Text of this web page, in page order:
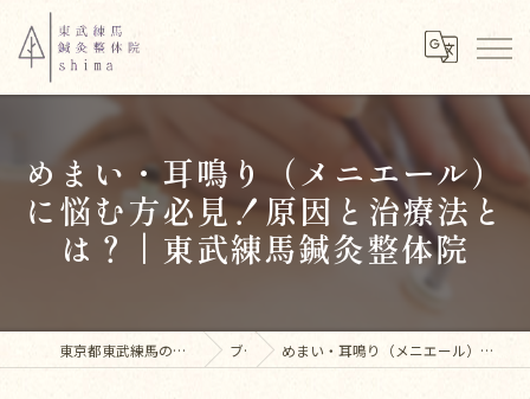
めまい・耳鳴り（メニエール）
に悩む方必見！原因と治療法と
は？ | 東武練馬鍼灸整体院
東京都東武練馬の整体なら東武練馬鍼灸整体院shima ブログ めまい・耳鳴り（メニエール）に悩む方必見！原因と治療法とは？ | 東武練馬鍼灸整体院